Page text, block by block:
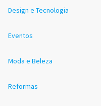
Design e Tecnologia
Eventos
Moda e Beleza
Reformas